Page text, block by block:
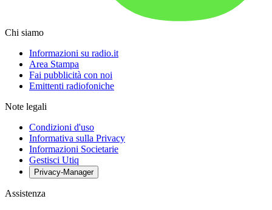
Chi siamo
Informazioni su radio.it
Area Stampa
Fai pubblicità con noi
Emittenti radiofoniche
Note legali
Condizioni d'uso
Informativa sulla Privacy
Informazioni Societarie
Gestisci Utiq
Privacy-Manager
Assistenza